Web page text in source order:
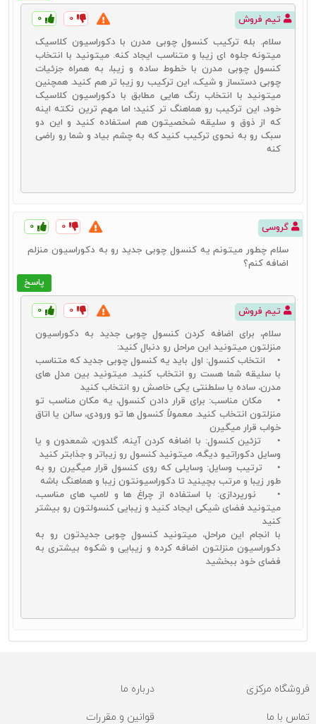
قیمت آینه و کنسول چوبی
قیمت خرید همیشه یکی از دغدغه‌های کاربران برای خرید هر محصولی
است. مسلماً همه به دنبال خرید بهترین محصولات با مناسب‌ترین قیمت‌ها
هستند. برای این منظور بایستی با عوامل مؤثر برقیمت کنسول چوبی
باشید. در چنین شرایطی می‌توانید حتی برای بهینه‌سازی هزینه و
آینه و کنسولمورد نظر خود نیز اقدام کنید. قیمت کنسول چوبی می‌تواند
به عوامل زیر بستگی داشته باشد:
در درجه اول قیمت آینه کنسول به جنس به کار گرفته شده برای تولید
آن بستگی دارد. هر کارگاهی بنا به متریال در دسترس از جنس‌های مختلفی
برای تولید این محصولات استفاده می‌کند که می‌تواند در قیمت گذاری این
تعیین قیمت این محصول داشته باشد.
است که در قیمت کنسول چوبی تأثیر دارد.
همچنین نوع کنسول چوبی که در بندهای قبلی به آنها اشاره کردیم
عامل دیگری است که باید در تعیین قیمت این محصول آن را نیز مؤثر
بدانیم.
خرید اینترنتی آینه و کنسول چوبی
یکی از مزیت‌های عالی پیشرفت تکنولوژی امکان خرید اینترنتی محصولات
مختلف است. برای خرید آینه و کنسول چوبی نیز می‌توان از این امکان
استفاده نمود. خرید اینترنتی آینه کنسول چوبی می‌تواند مزیت‌های بسیار
زیادی را برای کاربران به دنبال داشته باشد. از مهم‌ترین این مزیت‌ها
می‌توان به موارد زیر اشاره نمود:
امکان مشاهده طرح‌های بسیار متنوع در مدل‌های مختلف
امکان خرید مستقیم و بدون نیاز به حضور در دفتر فروشگاه
امکانخرید آینه و کنسول چوبیهمراه با تخفیف
همچنین می‌توانید قیمت‌های بسیار منصفانه‌تر و مناسب‌تری را نیز برای
این محصولات در خرید اینترنتی شاهد باشید.
سایت دکورال با سال‌ها تجربه در زمینه عرضه مستقیم محصولات چوبی
کنسول و آینهدر حال حاضر شرایط بسیار ایدئالی را برای شما عزیزان
فراهم آورده است. امکان انتخاب و خرید از میان انبوهی از محصولات و
همچنین امکان خرید آینه و کنسول چوبی با قیمت مناسب از جمله
مزیت‌هایی است که در خرید اینترنتی این محصولات در سایت دکورال
اختیار خواهید داشت. برای خرید بهترین‌ها در کنار شما هستیم.
تیم فروش ۰ ۰
سلام. بله ترکیب کنسول چوبی مدرن با دکوراسیون کلاسیک
میتونه جلوه ای زیبا و متناسب ایجاد کنه. میتونید با انتخاب
کنسول چوبی مدرن با خطوط ساده و زیبا، به همراه جزئیات
چوبی دستساز و شیک، این ترکیب رو زیبا تر هم کنید. همچنین
میتونید با انتخاب رنگ هایی مطابق با دکوراسیون کلاسیک
خود، این ترکیب رو هماهنگ تر کنید؛ اما مهم ترین نکته اینه
که از ذوق و سلیقه شخصیتون هم استفاده کنید و این دو
سبک رو به نحوی ترکیب کنید که به چشم بیاد و شما رو راضی
کنه
گروسی ۰ ۰
پاسخ
سلام چطور میتونم یه کنسول چوبی جدید رو به دکوراسیون منزلم
اضافه کنم؟
تیم فروش ۰ ۰
سلام، برای اضافه کردن کنسول چوبی جدید به دکوراسیون
منزلتون میتونید این مراحل رو دنبال کنید:
• انتخاب کنسول: اول باید یه کنسول چوبی جدید که متناسب
با سلیقه شما هست رو انتخاب کنید. میتونید بین مدل های
مدرن، ساده یا سلطنتی یکی خاصش رو انتخاب کنید
• مکان مناسب: برای قرار دادن کنسول، یه مکان مناسب تو
منزلتون انتخاب کنید. معمولاً کنسول ها تو ورودی، سالن یا اتاق
خواب قرار میگیرن
• تزئین کنسول: با اضافه کردن آینه، گلدون، شمعدون و یا
وسایل دکوراتیو دیگه، میتونید کنسول رو زیباتر و جذابتر کنید
• ترتیب وسایل: وسایلی که روی کنسول قرار میگیرن رو به
طور زیبا و مرتب بچینید تا دکوراسیونتون زیبا و هماهنگ باشه
• نورپردازی: با استفاده از چراغ ها و لامپ های مناسب،
میتونید فضای شیکی ایجاد کنید و زیبایی کنسولتون رو بیشتر
کنید
با انجام این مراحل، میتونید کنسول چوبی جدیدتون رو به
دکوراسیون منزلتون اضافه کرده و زیبایی و شکوه بیشتری به
فضای خود ببخشید
فروشگاه مرکزی درباره ما
تماس با ما قوانین و مقررات